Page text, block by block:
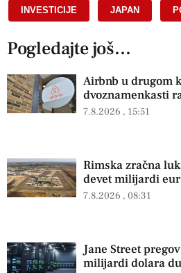
INVESTICIJE JAPAN
Pogledajte još...
Airbnb u drugom
dvoznamenkasti
7.8.2026 15:51
Rimska zračna
devet milijardi
7.8.2026 08:31
Jane Street
milijardi dolara